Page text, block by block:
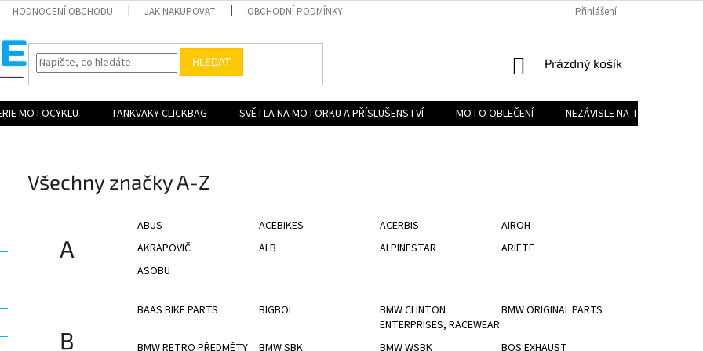
HODNOCENÍ OBCHODU JAK NAKUPOVAT OBCHODNÍ PODMÍNKY REKLAMAČNÍ ŘÁD
Přihlášení
HLEDAT
NÁKUPNÍ
Prázdný košík
MOTOCYKLU TANKVAKY CLICKBAG SVĚTLA NA MOTORKU A PŘÍSLUŠENSTVÍ MOTO OBLEČENÍ
NEZÁVISLE NA TYPU
Všechny značky A-Z
A
ABUS ACEBIKES ACERBIS
AIROH
AKRAPOVIČ
ALB ALPINESTAR
ARIETE
ASOBU
B
BAAS BIKE PARTS BIGBOI
BMW CLINTON
ENTERPRISES, RACEWEAR
BMW ORIGINAL PARTS
BMW RETRO PŘEDMĚTY BMW SBK BMW WSBK
BOS EXHAUST